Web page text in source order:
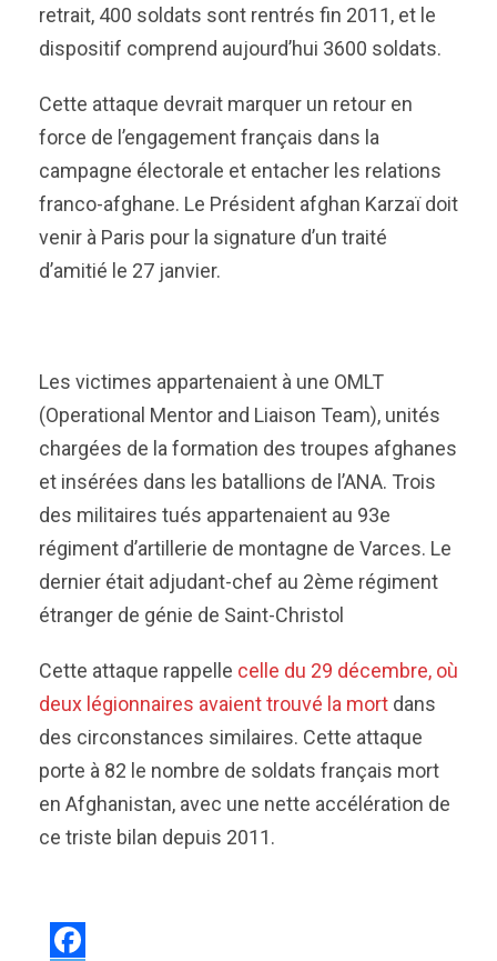
retrait, 400 soldats sont rentrés fin 2011, et le
dispositif comprend aujourd’hui 3600 soldats.
Cette attaque devrait marquer un retour en
force de l’engagement français dans la
campagne électorale et entacher les relations
franco-afghane. Le Président afghan Karzaï doit
venir à Paris pour la signature d’un traité
d’amitié le 27 janvier.
Les victimes appartenaient à une OMLT
(Operational Mentor and Liaison Team), unités
chargées de la formation des troupes afghanes
et insérées dans les batallions de l’ANA. Trois
des militaires tués appartenaient au 93e
régiment d’artillerie de montagne de Varces. Le
dernier était adjudant-chef au 2ème régiment
étranger de génie de Saint-Christol
Cette attaque rappelle celle du 29 décembre, où
deux légionnaires avaient trouvé la mort dans
des circonstances similaires. Cette attaque
porte à 82 le nombre de soldats français mort
en Afghanistan, avec une nette accélération de
ce triste bilan depuis 2011.